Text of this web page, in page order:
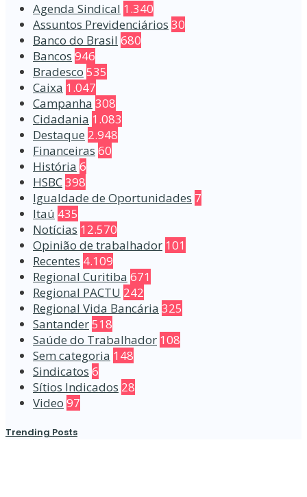
Agenda Sindical 1.340
Assuntos Previdenciários 30
Banco do Brasil 680
Bancos 946
Bradesco 535
Caixa 1.047
Campanha 308
Cidadania 1.083
Destaque 2.948
Financeiras 60
História 6
HSBC398
Igualdade de Oportunidades 7
Itaú 435
Notícias 12.570
Opinião de trabalhador 101
Recentes 4.109
Regional Curitiba 671
Regional PACTU 242
Regional Vida Bancária 325
Santander518
Saúde do Trabalhador 108
Sem categoria 148
Sindicatos 6
Sítios Indicados 28
Video 97
Trending Posts